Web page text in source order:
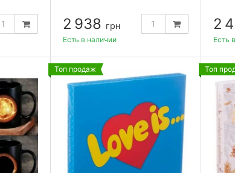
2 938 грн
Есть в наличии
2
Есть
Топ продаж Топ